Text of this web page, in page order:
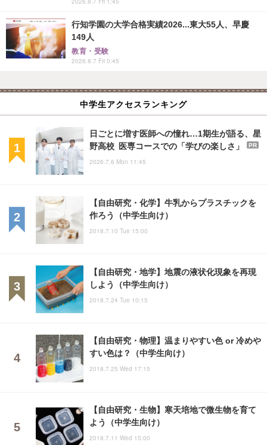
行知学園の大学合格実績2026...東大55人、早慶
149人
教育・受験
2026.8.7 Fri 0:45
中学生アクセスランキング
日ごとに増す医師への憧れ…1期生が語る、星
野高校 医専コースでの「学びの楽しさ」
PR
2026.7.6 Mon 11:45
【自由研究・化学】牛乳からプラスチックを
作ろう（中学生向け）
2018.7.10 Tue 15:00
【自由研究・地学】地震の液状化現象を再現
しよう（中学生向け）
2018.7.24 Tue 10:15
【自由研究・物理】温まりやすい色 or 冷めや
すい色は？（中学生向け）
2018.7.25 Wed 17:15
【自由研究・生物】寒天培地で微生物を育て
よう（中学生向け）
2018.7.11 Wed 15:00